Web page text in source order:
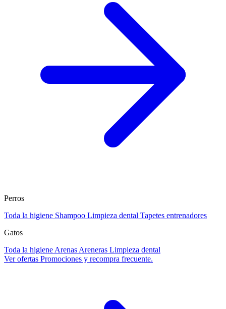
Perros
Toda la higiene Shampoo Limpieza dental Tapetes entrenadores
Gatos
Toda la higiene Arenas Areneras Limpieza dental
Ver ofertas Promociones y recompra frecuente.